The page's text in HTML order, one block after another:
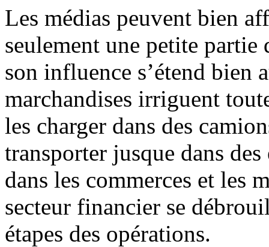
Les médias peuvent bien
seulement une petite
son influence s’étend bien
marchandises irriguent
les charger dans des
transporter jusque dans
dans les commerces et les
secteur financier se
étapes des opérations.